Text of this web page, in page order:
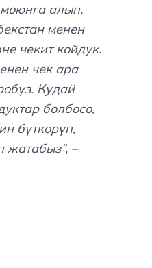
алып,
менен
чекит койдук.
чек ара
Кудай
болбосо,
бүткөрүп,
жатабыз”, –